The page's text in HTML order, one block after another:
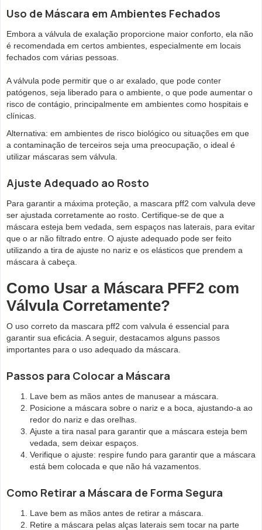
Uso de Máscara em Ambientes Fechados
Embora a válvula de exalação proporcione maior conforto, ela não
é recomendada em certos ambientes, especialmente em locais
fechados com várias pessoas.
A válvula pode permitir que o ar exalado, que pode conter
patógenos, seja liberado para o ambiente, o que pode aumentar o
risco de contágio, principalmente em ambientes como hospitais e
clínicas.
Alternativa: em ambientes de risco biológico ou situações em que
a contaminação de terceiros seja uma preocupação, o ideal é
utilizar máscaras sem válvula.
Ajuste Adequado ao Rosto
Para garantir a máxima proteção, a mascara pff2 com valvula deve
ser ajustada corretamente ao rosto. Certifique-se de que a
máscara esteja bem vedada, sem espaços nas laterais, para evitar
que o ar não filtrado entre. O ajuste adequado pode ser feito
utilizando a tira de ajuste no nariz e os elásticos que prendem a
máscara à cabeça.
Como Usar a Máscara PFF2 com
Válvula Corretamente?
O uso correto da mascara pff2 com valvula é essencial para
garantir sua eficácia. A seguir, destacamos alguns passos
importantes para o uso adequado da máscara.
Passos para Colocar a Máscara
Lave bem as mãos antes de manusear a máscara.
Posicione a máscara sobre o nariz e a boca, ajustando-a ao
redor do nariz e das orelhas.
Ajuste a tira nasal para garantir que a máscara esteja bem
vedada, sem deixar espaços.
Verifique o ajuste: respire fundo para garantir que a máscara
está bem colocada e que não há vazamentos.
Como Retirar a Máscara de Forma Segura
Lave bem as mãos antes de retirar a máscara.
Retire a máscara pelas alças laterais sem tocar na parte